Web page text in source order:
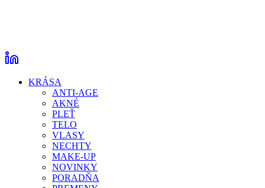
KRÁSA
ANTI-AGE
AKNÉ
PLEŤ
TELO
VLASY
NECHTY
MAKE-UP
NOVINKY
PORADŇA